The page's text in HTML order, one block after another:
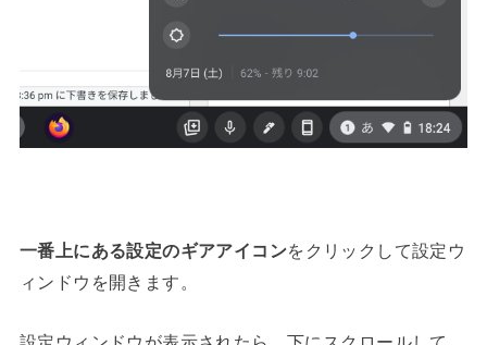
一番上にある設定のギアアイコンをクリックして設定ウ
ィンドウを開きます。